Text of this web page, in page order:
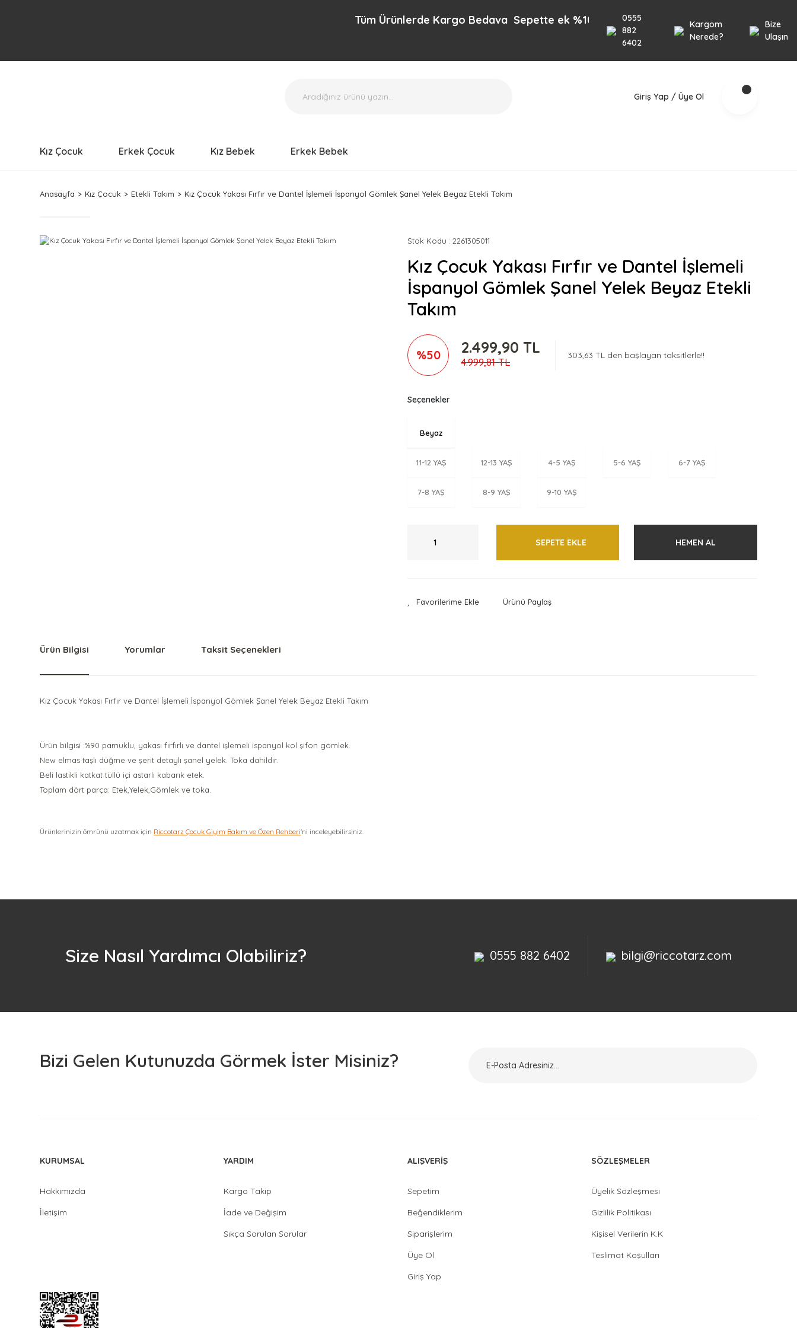
Tüm Ürünlerde Kargo Bedava Sepette ek %10 İndirim 1000TL üzeri alışverişlerinizde
0555
882
6402
Kargom
Nerede?
Bize
Ulaşın
Giriş Yap / Üye Ol
Kız Çocuk Erkek Çocuk Kız Bebek Erkek Bebek
Anasayfa Kız Çocuk Etekli Takım Kız Çocuk Yakası Fırfır ve Dantel İşlemeli İspanyol Gömlek Şanel Yelek Beyaz Etekli Takım
Stok Kodu 2261305011
Kız Çocuk Yakası Fırfır ve Dantel İşlemeli
İspanyol Gömlek Şanel Yelek Beyaz Etekli
Takım
%50 2.499,90 TL
4.999,81 TL
303,63 TL den başlayan taksitlerle!!
Seçenekler
Beyaz
11-12 YAŞ 12-13 YAŞ 4-5 YAŞ 5-6 YAŞ 6-7 YAŞ
7-8 YAŞ 8-9 YAŞ 9-10 YAŞ
SEPETE EKLE HEMEN AL
Ürünü Paylaş
Ürün Bilgisi Yorumlar Taksit Seçenekleri
Kız Çocuk Yakası Fırfır ve Dantel İşlemeli İspanyol Gömlek Şanel Yelek Beyaz Etekli Takım
Ürün bilgisi :%90 pamuklu, yakası fırfırlı ve dantel işlemeli ispanyol kol şifon gömlek.
New elmas taşlı düğme ve şerit detaylı şanel yelek. Toka dahildir.
Beli lastikli katkat tüllü içi astarlı kabarık etek.
Toplam dört parça: Etek,Yelek,Gömlek ve toka.
Ürünlerinizin ömrünü uzatmak için Riccotarz Çocuk Giyim Bakım ve Özen Rehberi'ni inceleyebilirsiniz.
Size Nasıl Yardımcı Olabiliriz? 0555 882 6402 bilgi@riccotarz.com
Bizi Gelen Kutunuzda Görmek İster Misiniz?
KURUMSAL
Hakkımızda
İletişim
YARDIM
Kargo Takip
İade ve Değişim
Sıkça Sorulan Sorular
ALIŞVERİŞ
Sepetim
Beğendiklerim
Siparişlerim
Üye Ol
Giriş Yap
SÖZLEŞMELER
Üyelik Sözleşmesi
Gizlilik Politikası
Kişisel Verilerin K.K
Teslimat Koşulları